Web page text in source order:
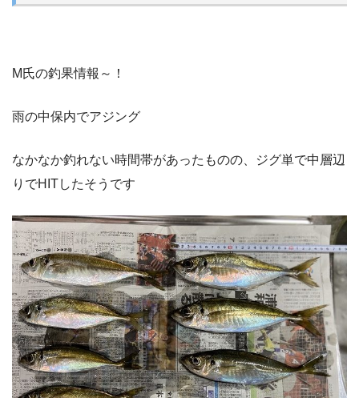
M氏の釣果情報～！
雨の中保内でアジング
なかなか釣れない時間帯があったものの、ジグ単で中層辺
りでHITしたそうです